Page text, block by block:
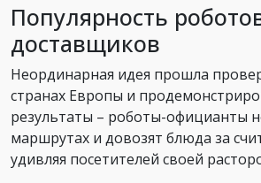
Популярность
доставщиков
Неординарная идея прошла
странах Европы и
результаты – роботы-официанты
маршрутах и довозят блюда за
удивляя посетителей своей